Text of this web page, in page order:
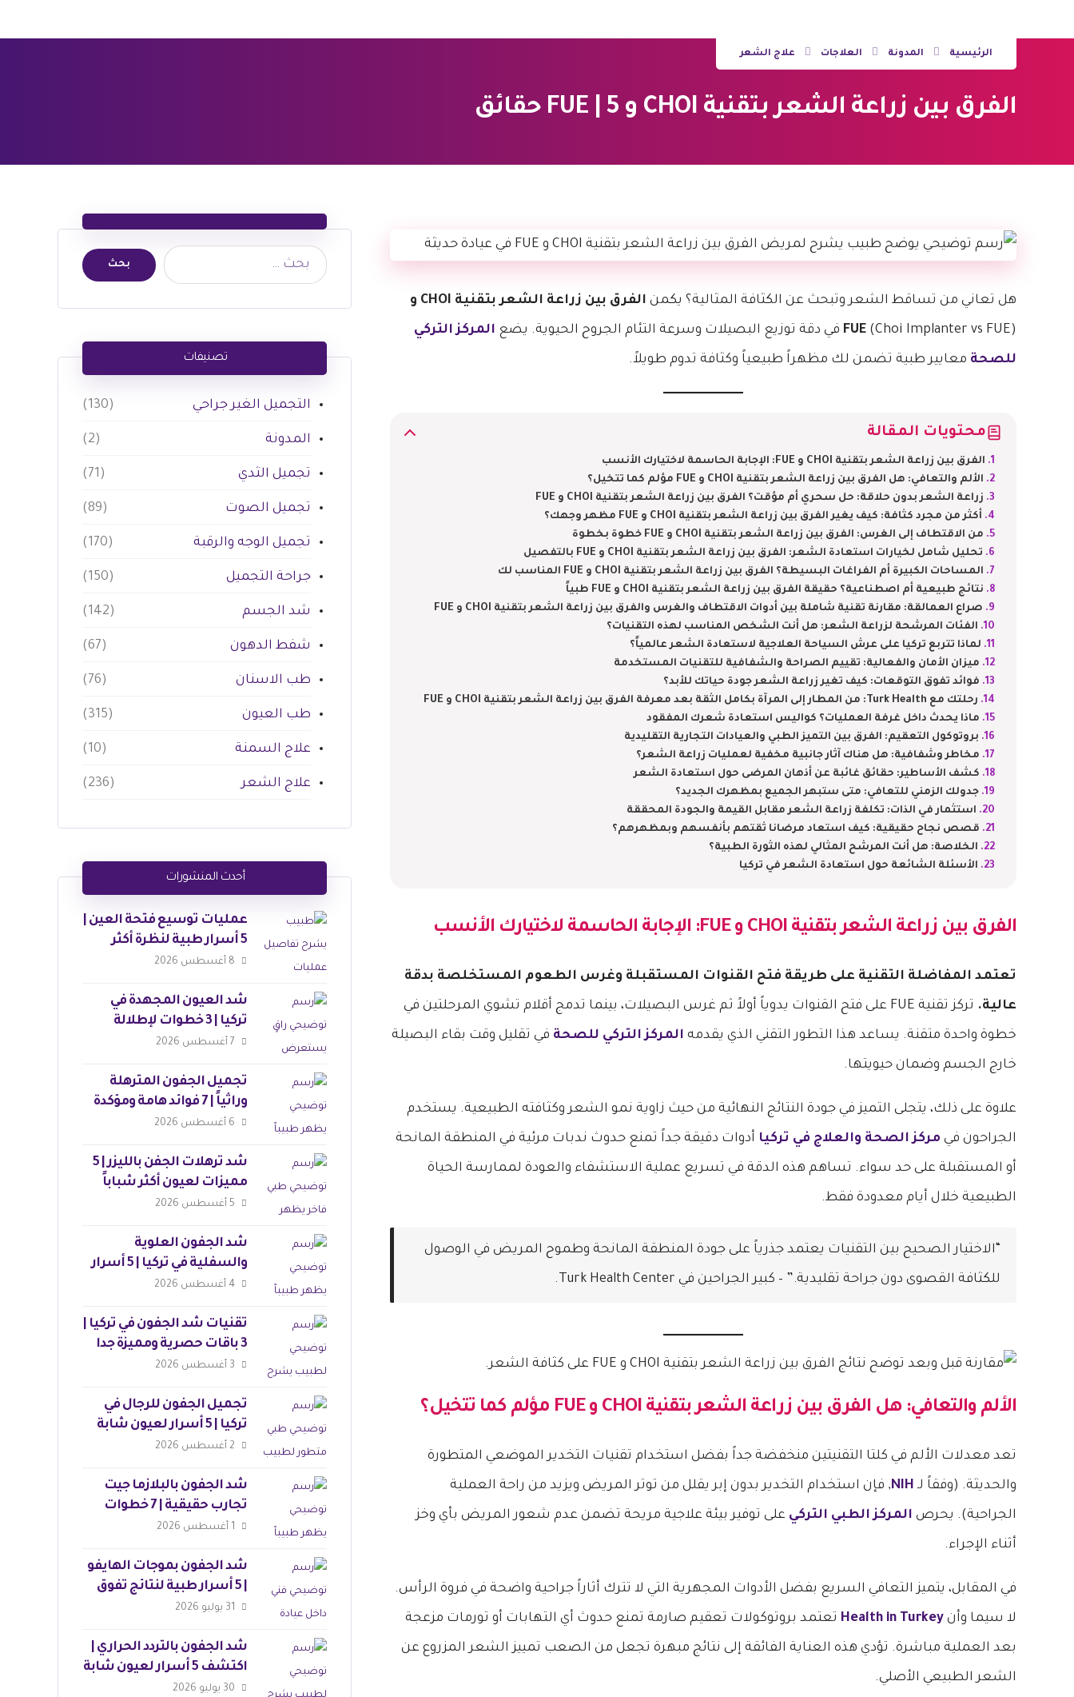
الرئيسية المدونة العلاجات علاج الشعر
الفرق بين زراعة الشعر بتقنية CHOI و FUE | 5 حقائق
هل تعاني من تساقط الشعر وتبحث عن الكثافة المثالية؟ يكمن الفرق بين زراعة الشعر بتقنية CHOI و
FUE (Choi Implanter vs FUE) في دقة توزيع البصيلات وسرعة التئام الجروح الحيوية. يضع المركز التركي
للصحة معايير طبية تضمن لك مظهراً طبيعياً وكثافة تدوم طويلاً.
محتويات المقالة
الفرق بين زراعة الشعر بتقنية CHOI و FUE: الإجابة الحاسمة لاختيارك الأنسب
الألم والتعافي: هل الفرق بين زراعة الشعر بتقنية CHOI و FUE مؤلم كما تتخيل؟
زراعة الشعر بدون حلاقة: حل سحري أم مؤقت؟ الفرق بين زراعة الشعر بتقنية CHOI و FUE
أكثر من مجرد كثافة: كيف يغير الفرق بين زراعة الشعر بتقنية CHOI و FUE مظهر وجهك؟
من الاقتطاف إلى الغرس: الفرق بين زراعة الشعر بتقنية CHOI و FUE خطوة بخطوة
تحليل شامل لخيارات استعادة الشعر: الفرق بين زراعة الشعر بتقنية CHOI و FUE بالتفصيل
المساحات الكبيرة أم الفراغات البسيطة؟ الفرق بين زراعة الشعر بتقنية CHOI و FUE المناسب لك
نتائج طبيعية أم اصطناعية؟ حقيقة الفرق بين زراعة الشعر بتقنية CHOI و FUE طبياً
صراع العمالقة: مقارنة تقنية شاملة بين أدوات الاقتطاف والغرس والفرق بين زراعة الشعر بتقنية CHOI و FUE
الفئات المرشحة لزراعة الشعر: هل أنت الشخص المناسب لهذه التقنيات؟
لماذا تتربع تركيا على عرش السياحة العلاجية لاستعادة الشعر عالمياً؟
ميزان الأمان والفعالية: تقييم الصراحة والشفافية للتقنيات المستخدمة
فوائد تفوق التوقعات: كيف تغير زراعة الشعر جودة حياتك للأبد؟
رحلتك مع Turk Health: من المطار إلى المرآة بكامل الثقة بعد معرفة الفرق بين زراعة الشعر بتقنية CHOI و FUE
ماذا يحدث داخل غرفة العمليات؟ كواليس استعادة شعرك المفقود
بروتوكول التعقيم: الفرق بين التميز الطبي والعيادات التجارية التقليدية
مخاطر وشفافية: هل هناك آثار جانبية مخفية لعمليات زراعة الشعر؟
كشف الأساطير: حقائق غائبة عن أذهان المرضى حول استعادة الشعر
جدولك الزمني للتعافي: متى ستبهر الجميع بمظهرك الجديد؟
استثمار في الذات: تكلفة زراعة الشعر مقابل القيمة والجودة المحققة
قصص نجاح حقيقية: كيف استعاد مرضانا ثقتهم بأنفسهم وبمظهرهم؟
الخلاصة: هل أنت المرشح المثالي لهذه الثورة الطبية؟
الأسئلة الشائعة حول استعادة الشعر في تركيا
الفرق بين زراعة الشعر بتقنية CHOI و FUE : الإجابة الحاسمة لاختيارك الأنسب
تعتمد المفاضلة التقنية على طريقة فتح القنوات المستقبلة وغرس الطعوم المستخلصة بدقة
عالية. تركز تقنية FUE على فتح القنوات يدوياً أولاً ثم غرس البصيلات، بينما تدمج أقلام تشوي المرحلتين في
خطوة واحدة متقنة. يساعد هذا التطور التقني الذي يقدمه المركز التركي للصحة في تقليل وقت بقاء البصيلة
خارج الجسم وضمان حيويتها.
علاوة على ذلك، يتجلى التميز في جودة النتائج النهائية من حيث زاوية نمو الشعر وكثافته الطبيعية. يستخدم
الجراحون في مركز الصحة والعلاج في تركيا أدوات دقيقة جداً تمنع حدوث ندبات مرئية في المنطقة المانحة
أو المستقبلة على حد سواء. تساهم هذه الدقة في تسريع عملية الاستشفاء والعودة لممارسة الحياة
الطبيعية خلال أيام معدودة فقط.
“الاختيار الصحيح بين التقنيات يعتمد جذرياً على جودة المنطقة المانحة وطموح المريض في الوصول
للكثافة القصوى دون جراحة تقليدية.” – كبير الجراحين في Turk Health Center.
الألم والتعافي: هل الفرق بين زراعة الشعر بتقنية CHOI و FUE مؤلم كما تتخيل؟
تعد معدلات الألم في كلتا التقنيتين منخفضة جداً بفضل استخدام تقنيات التخدير الموضعي المتطورة
والحديثة. (وفقاً لـ NIH, فإن استخدام التخدير بدون إبر يقلل من توتر المريض ويزيد من راحة العملية
الجراحية). يحرص المركز الطبي التركي على توفير بيئة علاجية مريحة تضمن عدم شعور المريض بأي وخز
أثناء الإجراء.
في المقابل، يتميز التعافي السريع بفضل الأدوات المجهرية التي لا تترك أثاراً جراحية واضحة في فروة الرأس.
لا سيما وأن Health in Turkey تعتمد بروتوكولات تعقيم صارمة تمنع حدوث أي التهابات أو تورمات مزعجة
بعد العملية مباشرة. تؤدي هذه العناية الفائقة إلى نتائج مبهرة تجعل من الصعب تمييز الشعر المزروع عن
الشعر الطبيعي الأصلي.
تصنيفات
التجميل الغير جراحي (130)
المدونة (2)
تجميل الثدي (71)
تجميل الصوت (89)
تجميل الوجه والرقبة (170)
جراحة التجميل (150)
شد الجسم (142)
شفط الدهون (67)
طب الاسنان (76)
طب العيون (315)
علاج السمنة (10)
علاج الشعر (236)
أحدث المنشورات
عمليات توسيع فتحة العين |
5 أسرار طبية لنظرة أكثر
جاذبية
8 أغسطس 2026
شد العيون المجهدة في
تركيا | 3 خطوات لإطلالة
ساحرة
7 أغسطس 2026
تجميل الجفون المترهلة
وراثياً | 7 فوائد هامة ومؤكدة
6 أغسطس 2026
شد ترهلات الجفن بالليزر | 5
مميزات لعيون أكثر شباباً
5 أغسطس 2026
شد الجفون العلوية
والسفلية في تركيا | 5 أسرار
لنتائج مثالية
4 أغسطس 2026
تقنيات شد الجفون في تركيا |
3 باقات حصرية ومميزة جدا
3 أغسطس 2026
تجميل الجفون للرجال في
تركيا | 5 أسرار لعيون شابة
وجذابة
2 أغسطس 2026
شد الجفون بالبلازما جيت
تجارب حقيقية | 7 خطوات
للجمال
1 أغسطس 2026
شد الجفون بموجات الهايفو
| 5 أسرار طبية لنتائج تفوق
التوقعات
31 يوليو 2026
شد الجفون بالتردد الحراري |
اكتشف 5 أسرار لعيون شابة
30 يوليو 2026